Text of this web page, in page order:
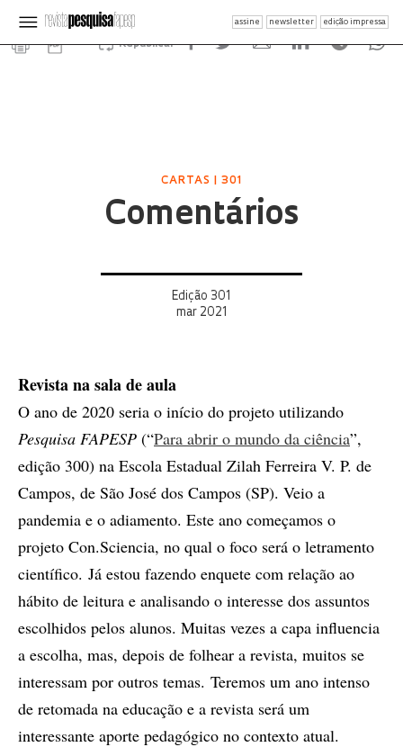
assine newsletter edição impressa
Republicar
CARTAS | 301
Comentários
Edição 301
mar 2021
Revista na sala de aula
O ano de 2020 seria o início do projeto utilizando
Pesquisa FAPESP (“Para abrir o mundo da ciência”,
edição 300) na Escola Estadual Zilah Ferreira V. P. de
Campos, de São José dos Campos (SP). Veio a
pandemia e o adiamento. Este ano começamos o
projeto Con.Sciencia, no qual o foco será o letramento
científico. Já estou fazendo enquete com relação ao
hábito de leitura e analisando o interesse dos assuntos
escolhidos pelos alunos. Muitas vezes a capa influencia
a escolha, mas, depois de folhear a revista, muitos se
interessam por outros temas. Teremos um ano intenso
de retomada na educação e a revista será um
interessante aporte pedagógico no contexto atual.